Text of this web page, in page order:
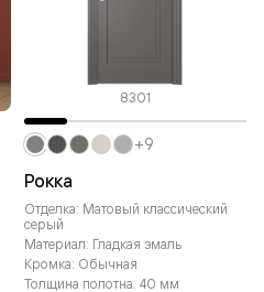
8301
Рокка
Отделка: Матовый классический
серый
Материал: Гладкая эмаль
Кромка: Обычная
Толщина полотна: 40 мм
+9